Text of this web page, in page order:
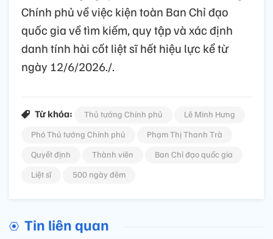
Chính phủ về việc kiện toàn Ban Chỉ đạo
quốc gia về tìm kiếm, quy tập và xác định
danh tính hài cốt liệt sĩ hết hiệu lực kể từ
ngày 12/6/2026./.
Từ khóa: Thủ tướng Chính phủ
Lê Minh Hưng
Phó Thủ tướng Chính phủ
Phạm Thị Thanh Trà
Quyết định
Thành viên
Ban Chỉ đạo quốc gia
Liệt sĩ
500 ngày đêm
Tin liên quan